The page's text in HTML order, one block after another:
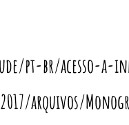
pt-br/acesso-a-
arquivos/